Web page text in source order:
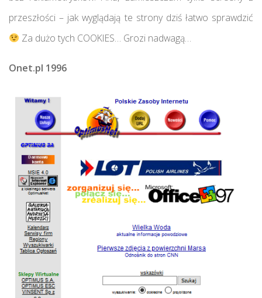
przeszłości – jak wyglądają te strony dziś łatwo sprawdzić
Za dużo tych COOKIES… Grozi nadwagą…
Onet.pl 1996